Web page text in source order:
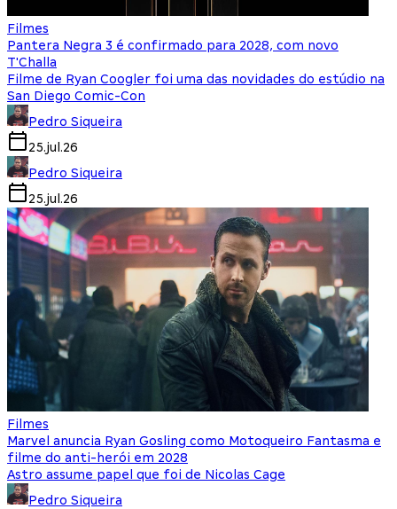
Filmes
Pantera Negra 3 é confirmado para 2028, com novo
T'Challa
Filme de Ryan Coogler foi uma das novidades do estúdio na
San Diego Comic-Con
Pedro Siqueira
25.jul.26
Pedro Siqueira
25.jul.26
Filmes
Marvel anuncia Ryan Gosling como Motoqueiro Fantasma e
filme do anti-herói em 2028
Astro assume papel que foi de Nicolas Cage
Pedro Siqueira